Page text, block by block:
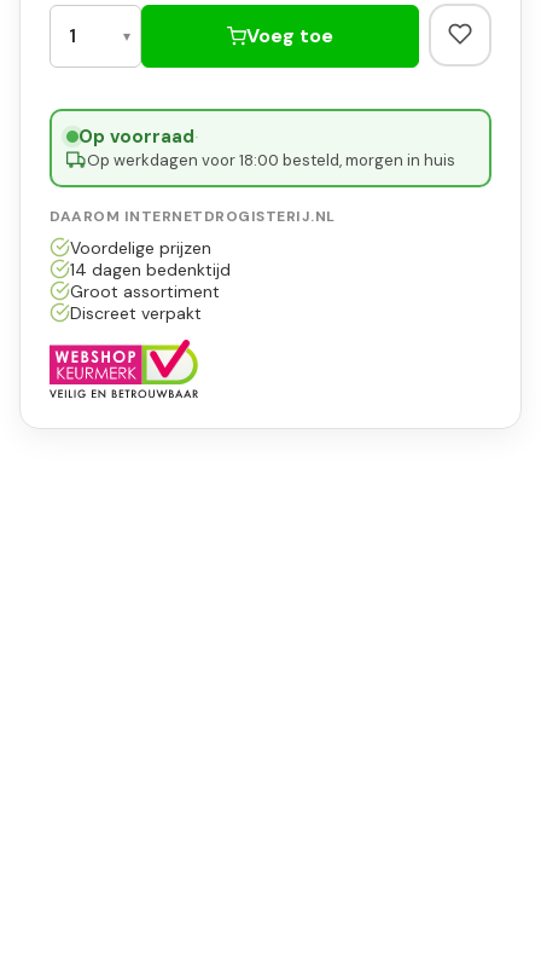
Voeg toe
Op voorraad·
Op werkdagen voor 18:00 besteld, morgen in huis
DAAROM INTERNETDROGISTERIJ.NL
Voordelige prijzen
14 dagen bedenktijd
Groot assortiment
Discreet verpakt